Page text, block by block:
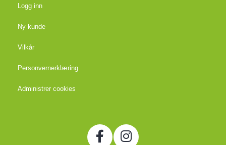
Logg inn
Ny kunde
Vilkår
Personvernerklæring
Administrer cookies